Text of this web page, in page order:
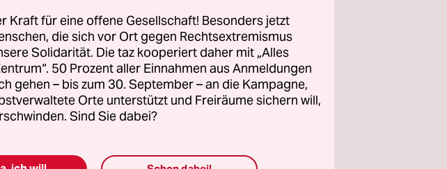
Matthias D., ist 40 Jahre alt
stationiert. Das ist
41. Laut einem älteren
mehrfach in
auszubilden. Laut
tätig, die aber nicht
Kraft für eine offene Gesellschaft! Besonders jetzt
die sich vor Ort gegen Rechtsextremismus
Solidarität. Die taz kooperiert daher mit „Alles
50 Prozent aller Einnahmen aus Anmeldungen
gehen – bis zum 30. September – an die Kampagne,
Orte unterstützt und Freiräume sichern will,
Sind Sie dabei?